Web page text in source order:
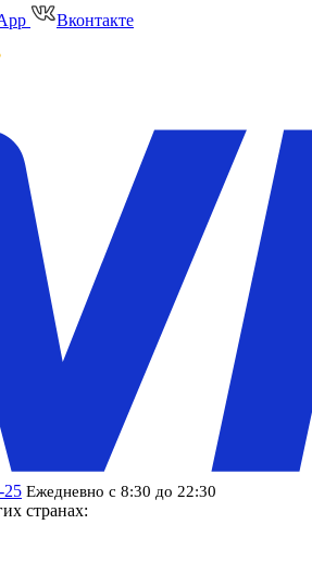
Вконтакте
25 Ежедневно с 8:30 до 22:30
странах: